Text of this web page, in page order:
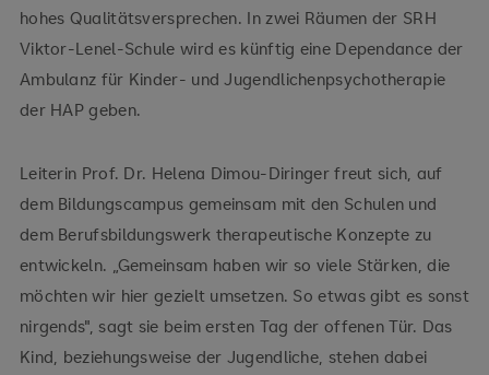
hohes Qualitätsversprechen. In zwei Räumen der SRH
Viktor-Lenel-Schule wird es künftig eine Dependance der
Ambulanz für Kinder- und Jugendlichenpsychotherapie
der HAP geben.
Leiterin Prof. Dr. Helena Dimou-Diringer freut sich, auf
dem Bildungscampus gemeinsam mit den Schulen und
dem Berufsbildungswerk therapeutische Konzepte zu
entwickeln. „Gemeinsam haben wir so viele Stärken, die
möchten wir hier gezielt umsetzen. So etwas gibt es sonst
nirgends", sagt sie beim ersten Tag der offenen Tür. Das
Kind, beziehungsweise der Jugendliche, stehen dabei